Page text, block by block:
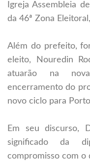
Igreja Assembleia
da 46ª Zona
Além do prefeito,
eleito, Nouredin
atuarão na
encerramento do
novo ciclo para
Em seu discurso,
significado da
compromisso com o